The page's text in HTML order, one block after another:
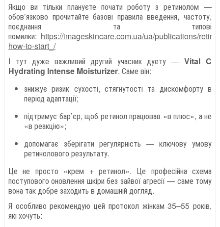
Якщо ви тільки плануєте почати роботу з ретинолом —
обов’язково прочитайте базові правила введення, частоту,
поєднання та типові
помилки: https://imageskincare.com.ua/ua/publications/
how-to-start_/
І тут дуже важливий другий учасник дуету —Vital C
Hydrating Intense Moisturizer. Саме він:
знижує ризик сухості, стягнутості та дискомфорту в
період адаптації;
підтримує бар’єр, щоб ретинол працював «в плюс», а не
«в реакцію»;
допомагає зберігати регулярність — ключову умову
ретинолового результату.
Це не просто «крем + ретинол». Це професійна схема
поступового оновлення шкіри без зайвої агресії — саме тому
вона так добре заходить в домашній догляд.
Я особливо рекомендую цей протокол жінкам 35–55 років,
які хочуть: